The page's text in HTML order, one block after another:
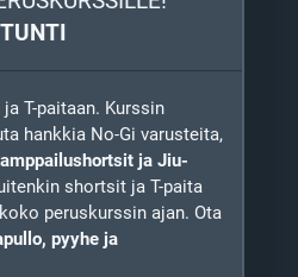
T-paitaan. Kurssin
hankkia No-Gi varusteita,
ja Jiu-
shortsit ja T-paita
peruskurssin ajan. Ota
pyyhe ja